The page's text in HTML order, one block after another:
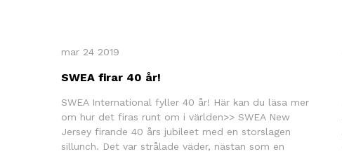
mar 24 2019
SWEA firar 40 år!
SWEA International fyller 40 år! Här kan du läsa mer
om hur det firas runt om i världen>> SWEA New
Jersey firande 40 års jubileet med en storslagen
sillunch. Det var strålade väder, nästan som en